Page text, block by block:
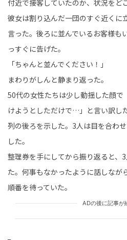
付近で接客していたのか、状況をど
彼女は割り込んだ一団のすぐ近くに
言った。後ろに並んでいるお客様も
っすぐに告げた。
「ちゃんと並んでください！」
まわりがしんと静まり返った。
50代の女性たちは少し動揺した顔で
けようとしただけで…」と言い訳し
列の後ろを示した。3人は目を合わ
した。
整理券を手にしてから振り返ると、
た。何事もなかったように話しなが
順番を待っていた。
ADの後に記事が